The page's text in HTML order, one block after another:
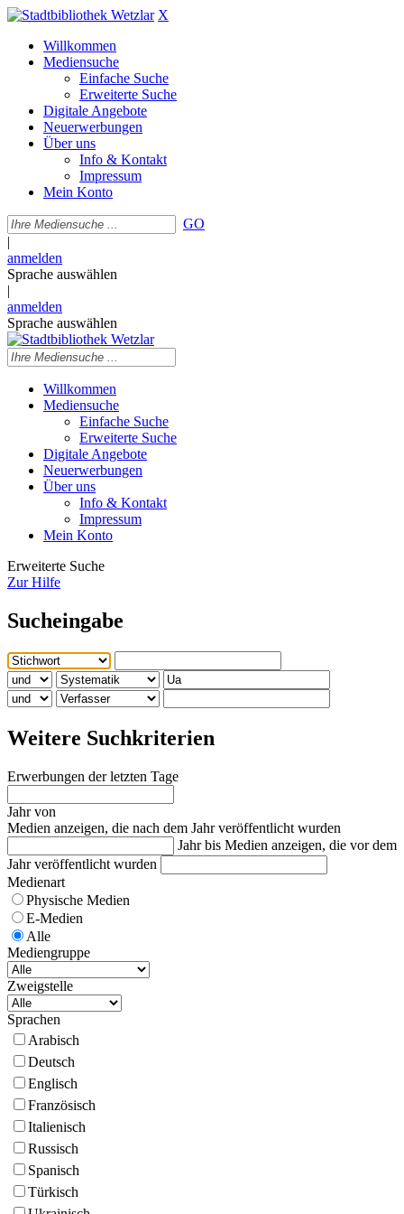
X
Willkommen
Mediensuche
Einfache Suche
Erweiterte Suche
Digitale Angebote
Neuerwerbungen
Über uns
Info & Kontakt
Impressum
Mein Konto
GO
|
anmelden
Sprache auswählen
|
anmelden
Sprache auswählen
Willkommen
Mediensuche
Einfache Suche
Erweiterte Suche
Digitale Angebote
Neuerwerbungen
Über uns
Info & Kontakt
Impressum
Mein Konto
Erweiterte Suche
Zur Hilfe
Sucheingabe
Weitere Suchkriterien
Erwerbungen der letzten Tage
Jahr von
Medien anzeigen, die nach dem Jahr veröffentlicht wurden
Jahr bis Medien anzeigen, die vor dem
Jahr veröffentlicht wurden
Medienart
Physische Medien
E-Medien
Alle
Mediengruppe
Zweigstelle
Sprachen
Arabisch
Deutsch
Englisch
Französisch
Italienisch
Russisch
Spanisch
Türkisch